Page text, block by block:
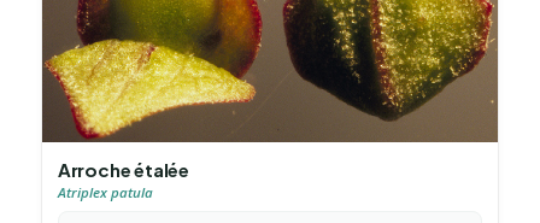
Arroche étalée
Atriplex patula